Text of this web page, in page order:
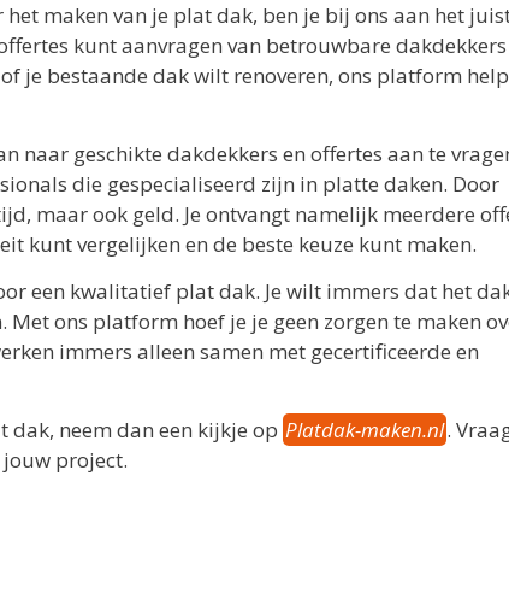
het maken van je plat dak, ben je bij ons aan het
kunt aanvragen van betrouwbare
je bestaande dak wilt renoveren, ons platform
naar geschikte dakdekkers en offertes aan te
die gespecialiseerd zijn in platte daken. Door
maar ook geld. Je ontvangt namelijk meerdere
kunt vergelijken en de beste keuze kunt maken.
een kwalitatief plat dak. Je wilt immers dat het
ons platform hoef je je geen zorgen te maken
immers alleen samen met gecertificeerde en
dak, neem dan een kijkje op Platdak-maken.nl.
project.